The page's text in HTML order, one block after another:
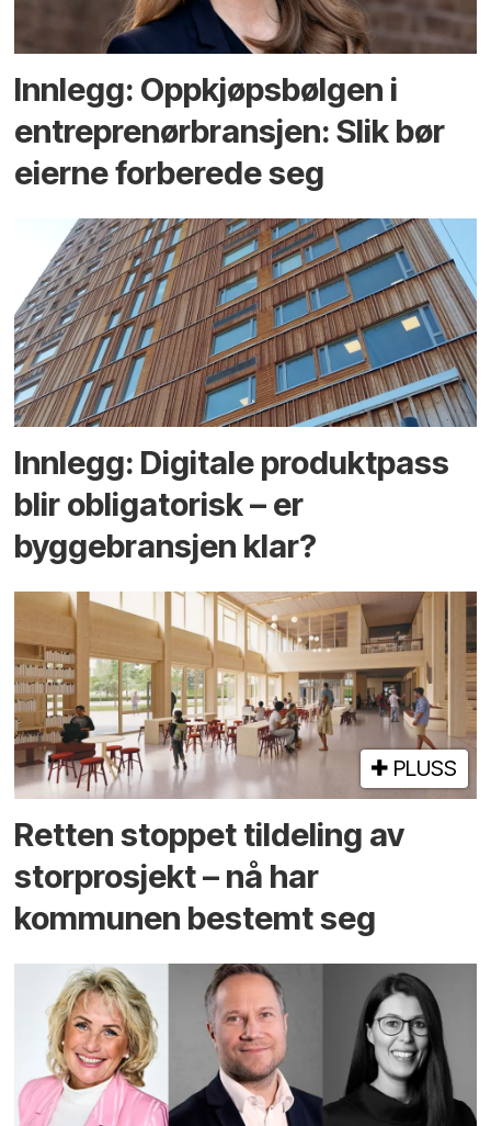
Innlegg: Oppkjøps­bølgen i
entreprenør­bransjen: Slik bør
eierne forberede seg
Innlegg: Digitale produktpass
blir obligatorisk – er
byggebransjen klar?
PLUSS
Retten stoppet tildeling av
storprosjekt – nå har
kommunen bestemt seg